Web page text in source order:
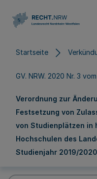
Startseite
GV. NRW. 2020 Nr. 3
Verordnung zur
Festsetzung von
von Studienplätzen in
Hochschulen des
Studienjahr 2019/2020